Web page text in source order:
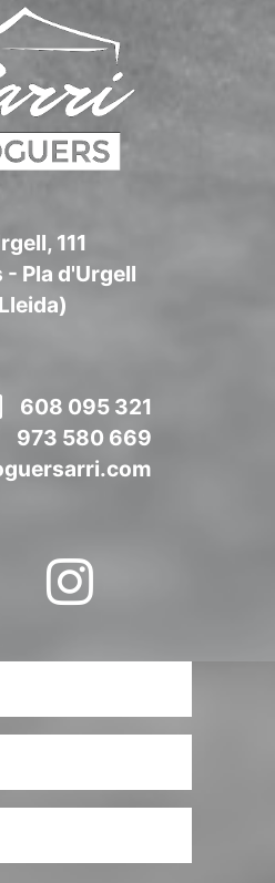
111
- Pla d'Urgell
608 095 321
973 580 669